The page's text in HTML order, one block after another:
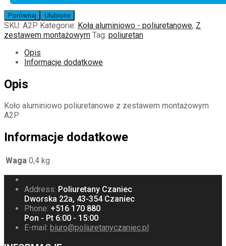
Porównaj Ulubione
SKU: A2P Kategorie: Koła aluminiowo - poliuretanowe, Z
zestawem montażowym Tag: poliuretan
Opis
Informacje dodatkowe
Opis
Koło aluminiowo poliuretanowe z zestawem montażowym
A2P
Informacje dodatkowe
Waga 0,4 kg
Address: Poliuretany Czaniec
Dworska 22a, 43-354 Czaniec
Phone: +516 170 880
Pon - Pt 6:00 - 15:00
E-mail: biuro@poliuretanyczaniec.pl